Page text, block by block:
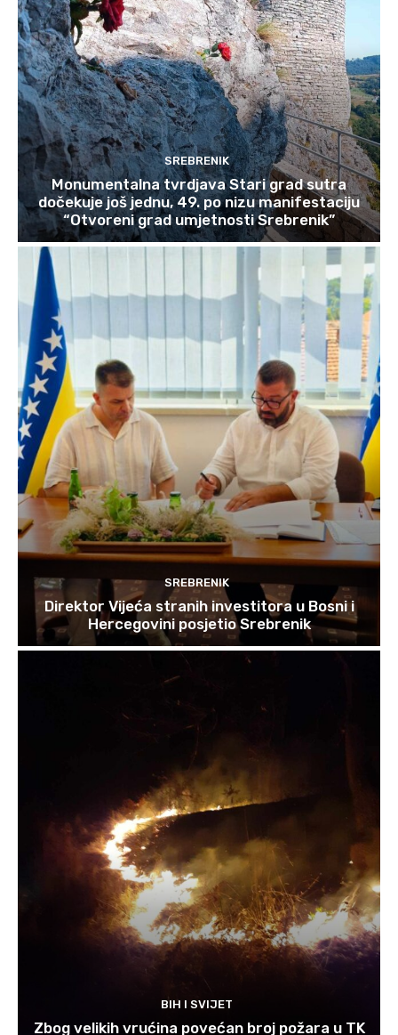
SREBRENIK
Monumentalna tvrdjava Stari grad sutra
dočekuje još jednu, 49. po nizu manifestaciju
“Otvoreni grad umjetnosti Srebrenik”
SREBRENIK
Direktor Vijeća stranih investitora u Bosni i
Hercegovini posjetio Srebrenik
BIH I SVIJET
Zbog velikih vrućina povećan broj požara u TK